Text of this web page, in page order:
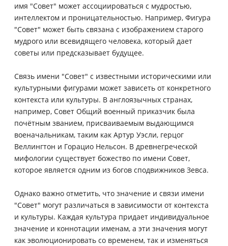
имя "Совет" может ассоциироваться с мудростью,
интеллектом и проницательностью. Например, Фигура
"Совет" может быть связана с изображением старого
мудрого или всевидящего человека, который дает
советы или предсказывает будущее.
Связь имени "Совет" с известными историческими или
культурными фигурами может зависеть от конкретного
контекста или культуры. В англоязычных странах,
например, Совет Общий военный приказчик была
почётным званием, присваиваемым выдающимся
военачальникам, таким как Артур Уэсли, герцог
Веллингтон и Горацио Нельсон. В древнегреческой
мифологии существует божество по имени Совет,
которое является одним из богов сподвижников Зевса.
Однако важно отметить, что значение и связи имени
"Совет" могут различаться в зависимости от контекста
и культуры. Каждая культура придает индивидуальное
значение и коннотации именам, а эти значения могут
как эволюционировать со временем, так и изменяться